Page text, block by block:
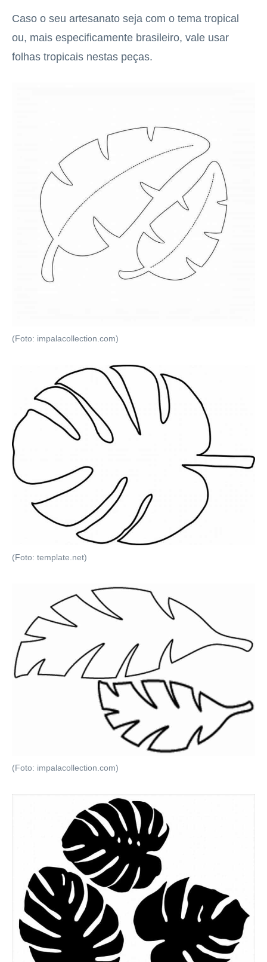
Caso o seu artesanato seja com o tema tropical
ou, mais especificamente brasileiro, vale usar
folhas tropicais nestas peças.
(Foto: impalacollection.com)
(Foto: template.net)
(Foto: impalacollection.com)